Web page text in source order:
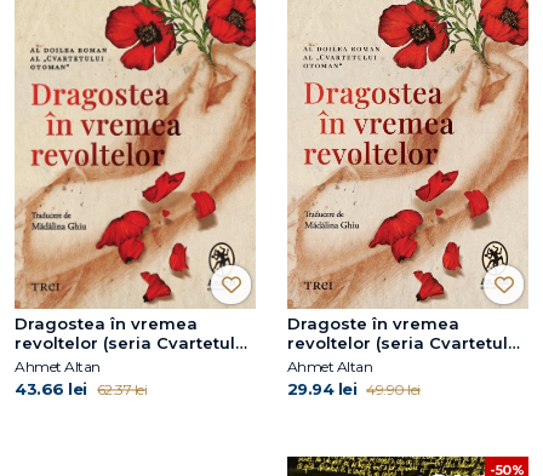
Dragostea în vremea
revoltelor (seria Cvartetul
Otoman, vol. 2)
Ahmet Altan
43.66 lei 62.37 lei
Dragoste în vremea
revoltelor (seria Cvartetul
Otoman, vol. 2)
Ahmet Altan
29.94 lei 49.90 lei
-50%